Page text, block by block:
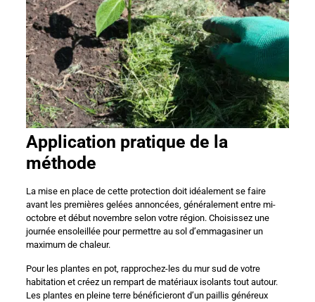
Application pratique de la
méthode
La mise en place de cette protection doit idéalement se faire
avant les premières gelées annoncées, généralement entre mi-
octobre et début novembre selon votre région. Choisissez une
journée ensoleillée pour permettre au sol d’emmagasiner un
maximum de chaleur.
Pour les plantes en pot, rapprochez-les du mur sud de votre
habitation et créez un rempart de matériaux isolants tout autour.
Les plantes en pleine terre bénéficieront d’un paillis généreux